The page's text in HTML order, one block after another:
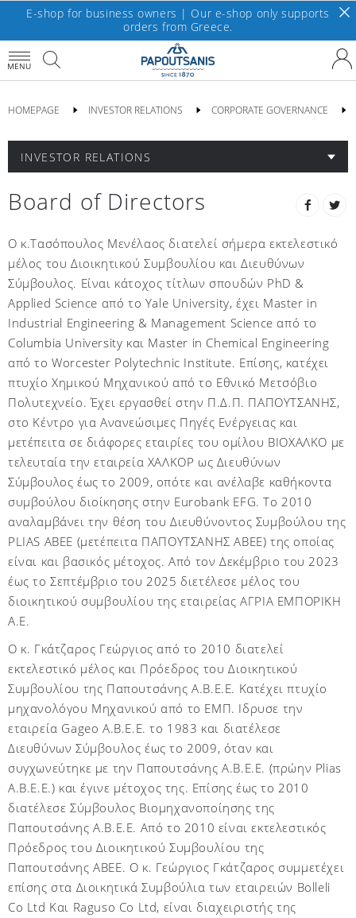
E-shop for business owners | Our e-shop only supports
orders from Greece.
MENU
HOMEPAGE INVESTOR RELATIONS CORPORATE GOVERNANCE
INVESTOR RELATIONS
Board of Directors
Ο κ.Τασόπουλος Μενέλαος διατελεί σήμερα εκτελεστικό
μέλος του Διοικητικού Συμβουλίου και Διευθύνων
Σύμβουλος. Είναι κάτοχος τίτλων σπουδών PhD &
Applied Science από το Yale University, έχει Master in
Industrial Engineering & Management Science από το
Columbia University και Master in Chemical Engineering
από το Worcester Polytechnic Institute. Επίσης, κατέχει
πτυχίο Χημικού Μηχανικού από το Εθνικό Μετσόβιο
Πολυτεχνείο. Έχει εργασθεί στην Π.Δ.Π. ΠΑΠΟΥΤΣΑΝΗΣ,
στο Κέντρο για Ανανεώσιμες Πηγές Ενέργειας και
μετέπειτα σε διάφορες εταιρίες του ομίλου ΒΙΟΧΑΛΚΟ με
τελευταία την εταιρεία ΧΑΛΚΟΡ ως Διευθύνων
Σύμβουλος έως το 2009, οπότε και ανέλαβε καθήκοντα
συμβούλου διοίκησης στην Eurobank EFG. Το 2010
αναλαμβάνει την θέση του Διευθύνοντος Συμβούλου της
PLIAS ΑΒΕΕ (μετέπειτα ΠΑΠΟΥΤΣΑΝΗΣ ΑΒΕΕ) της οποίας
είναι και βασικός μέτοχος. Από τον Δεκέμβριο του 2023
έως το Σεπτέμβριο του 2025 διετέλεσε μέλος του
διοικητικού συμβουλίου της εταιρείας ΑΓΡΙΑ ΕΜΠΟΡΙΚΗ
Α.Ε.
Ο κ. Γκάτζαρος Γεώργιος από το 2010 διατελεί
εκτελεστικό μέλος και Πρόεδρος του Διοικητικού
Συμβουλίου της Παπουτσάνης Α.Β.Ε.Ε. Κατέχει πτυχίο
μηχανολόγου Μηχανικού από το ΕΜΠ. Ιδρυσε την
εταιρεία Gageo Α.Β.Ε.Ε. το 1983 και διατέλεσε
Διευθύνων Σύμβουλος έως το 2009, όταν και
συγχωνεύτηκε με την Παπουτσάνης Α.Β.Ε.Ε. (πρώην Plias
A.B.E.E.) και έγινε μέτοχος της. Επίσης έως το 2010
διατέλεσε Σύμβουλος Βιομηχανοποίησης της
Παπουτσάνης Α.Β.Ε.Ε. Από το 2010 είναι εκτελεστικός
Πρόεδρος του Διοικητικού Συμβουλίου της
Παπουτσάνης ΑΒΕΕ. Ο κ. Γεώργιος Γκάτζαρος συμμετέχει
επίσης στα Διοικητικά Συμβούλια των εταιρειών Bolleli
Co Ltd Και Raguso Co Ltd, είναι διαχειριστής της